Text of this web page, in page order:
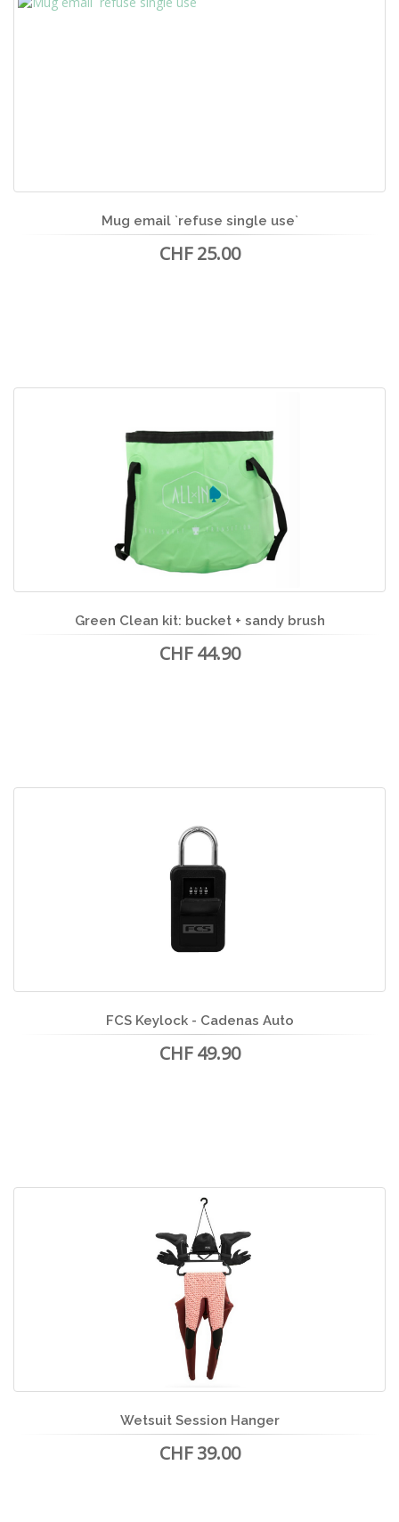
Mug email `refuse single use`
CHF 25.00
Green Clean kit: bucket + sandy brush
CHF 44.90
FCS Keylock - Cadenas Auto
CHF 49.90
Wetsuit Session Hanger
CHF 39.00